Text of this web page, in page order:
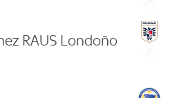
RAUS Londoño